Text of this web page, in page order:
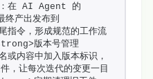
在 AI Agent 的
产出发布到
指令，形成规范的工作流
版本号管理
内容中加入版本标识，
，让每次迭代的变更一目